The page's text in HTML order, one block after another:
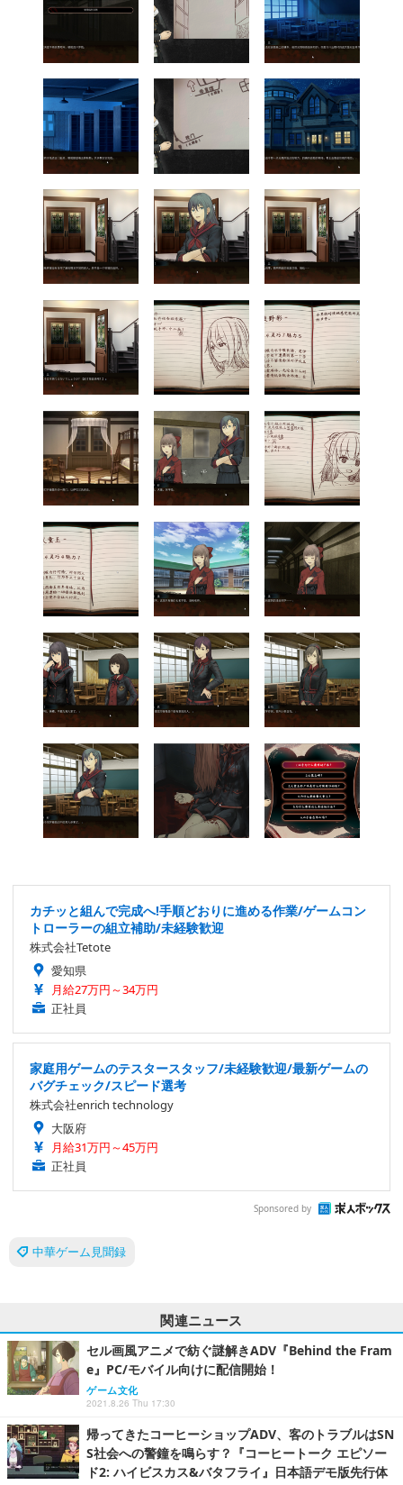
カチッと組んで完成へ!手順どおりに進める作業/ゲームコン
トローラーの組立補助/未経験歓迎
株式会社Tetote
愛知県
月給27万円～34万円
正社員
家庭用ゲームのテスタースタッフ/未経験歓迎/最新ゲームの
バグチェック/スピード選考
株式会社enrich technology
大阪府
月給31万円～45万円
正社員
Sponsored by
中華ゲーム見聞録
関連ニュース
セル画風アニメで紡ぐ謎解きADV『Behind the Fram
e』PC/モバイル向けに配信開始！
ゲーム文化
2021.8.26 Thu 17:30
帰ってきたコーヒーショップADV、客のトラブルはSN
S社会への警鐘を鳴らす？『コーヒートーク エピソー
ド2: ハイビスカス&バタフライ』日本語デモ版先行体